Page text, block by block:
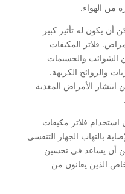
من الهواء.
أن يكون له تأثير كبير
فلاتر المكيفات
الشوائب والجسيمات
والروائح الكريهة.
الأمراض المعدية
استخدام فلاتر مكيفات
بالتهاب الجهاز التنفسي
أن يساعد في تحسين
الذين يعانون من